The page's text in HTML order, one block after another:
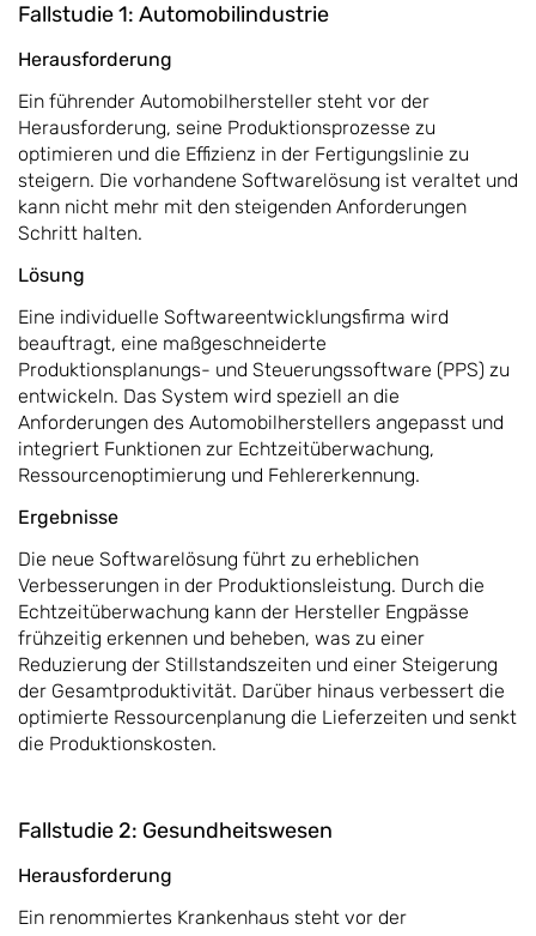
Fallstudie 1: Automobilindustrie
Herausforderung
Ein führender Automobilhersteller steht vor der
Herausforderung, seine Produktionsprozesse zu
optimieren und die Effizienz in der Fertigungslinie zu
steigern. Die vorhandene Softwarelösung ist veraltet und
kann nicht mehr mit den steigenden Anforderungen
Schritt halten.
Lösung
Eine individuelle Softwareentwicklungsfirma wird
beauftragt, eine maßgeschneiderte
Produktionsplanungs- und Steuerungssoftware (PPS) zu
entwickeln. Das System wird speziell an die
Anforderungen des Automobilherstellers angepasst und
integriert Funktionen zur Echtzeitüberwachung,
Ressourcenoptimierung und Fehlererkennung.
Ergebnisse
Die neue Softwarelösung führt zu erheblichen
Verbesserungen in der Produktionsleistung. Durch die
Echtzeitüberwachung kann der Hersteller Engpässe
frühzeitig erkennen und beheben, was zu einer
Reduzierung der Stillstandszeiten und einer Steigerung
der Gesamtproduktivität. Darüber hinaus verbessert die
optimierte Ressourcenplanung die Lieferzeiten und senkt
die Produktionskosten.
Fallstudie 2: Gesundheitswesen
Herausforderung
Ein renommiertes Krankenhaus steht vor der